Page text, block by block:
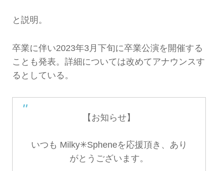
と説明。
卒業に伴い2023年3月下旬に卒業公演を開催する
ことも発表。詳細については改めてアナウンスす
るとしている。
【お知らせ】
いつも Milky✳︎Spheneを応援頂き、あり
がとうございます。